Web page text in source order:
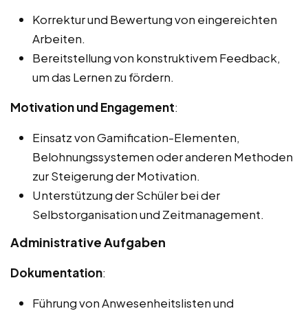
Korrektur und Bewertung von eingereichten
Arbeiten.
Bereitstellung von konstruktivem Feedback,
um das Lernen zu fördern.
Motivation und Engagement:
Einsatz von Gamification-Elementen,
Belohnungssystemen oder anderen Methoden
zur Steigerung der Motivation.
Unterstützung der Schüler bei der
Selbstorganisation und Zeitmanagement.
Administrative Aufgaben
Dokumentation:
Führung von Anwesenheitslisten und